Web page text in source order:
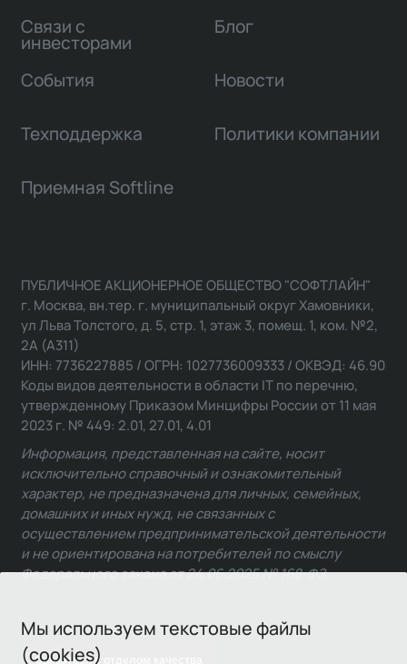
Мы используем текстовые файлы
(cookies)
Связи с
инвесторами
Блог
События Новости
Техподдержка Политики компании
Приемная Softline
Связаться с отделом качества
ПУБЛИЧНОЕ АКЦИОНЕРНОЕ ОБЩЕСТВО "СОФТЛАЙН"
г. Москва, вн.тер. г. муниципальный округ Хамовники,
ул Льва Толстого, д. 5, стр. 1, этаж 3, помещ. 1, ком. №2,
2А (А311)
ИНН: 7736227885 / ОГРН: 1027736009333 / ОКВЭД: 46.90
Коды видов деятельности в области IT по перечню,
утвержденному Приказом Минцифры России от 11 мая
2023 г. № 449: 2.01, 27.01, 4.01
Информация, представленная на сайте, носит
исключительно справочный и ознакомительный
характер, не предназначена для личных, семейных,
домашних и иных нужд, не связанных с
осуществлением предпринимательской деятельности
и не ориентирована на потребителей по смыслу
Федерального закона от 24.06.2025 № 168-ФЗ.